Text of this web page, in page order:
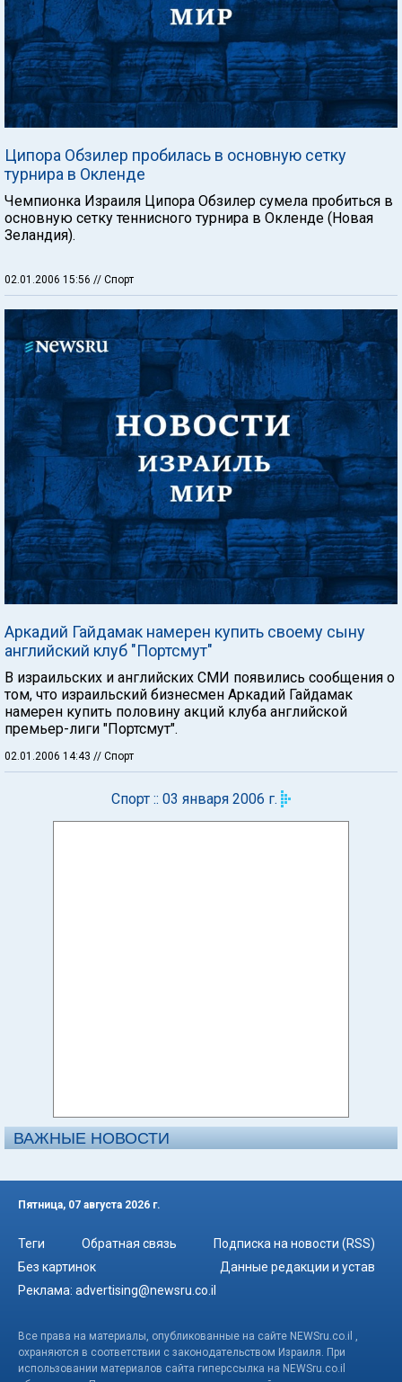
Ципора Обзилер пробилась в основную сетку
турнира в Окленде
Чемпионка Израиля Ципора Обзилер сумела пробиться в
основную сетку теннисного турнира в Окленде (Новая
Зеландия).
02.01.2006 15:56 // Спорт
Аркадий Гайдамак намерен купить своему сыну
английский клуб "Портсмут"
В израильских и английских СМИ появились сообщения о
том, что израильский бизнесмен Аркадий Гайдамак
намерен купить половину акций клуба английской
премьер-лиги "Портсмут".
02.01.2006 14:43 // Спорт
Спорт :: 03 января 2006 г.
ВАЖНЫЕ НОВОСТИ
Пятница, 07 августа 2026 г.
Теги Обратная связь
Подписка на новости (RSS)
Без картинок
Данные редакции и устав
Реклама: advertising@newsru.co.il
Все права на материалы, опубликованные на сайте NEWSru.co.il ,
охраняются в соответствии с законодательством Израиля. При
использовании материалов сайта гиперссылка на NEWSru.co.il